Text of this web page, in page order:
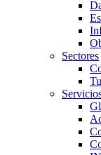
Sectores